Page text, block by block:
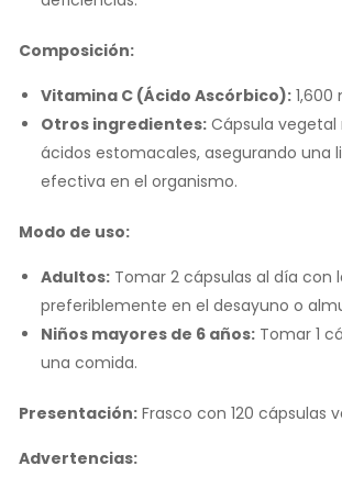
Composición:
Vitamina C (Ácido Ascórbico): 1,600
Otros ingredientes: Cápsula vegetal
ácidos estomacales, asegurando una
efectiva en el organismo.
Modo de uso:
Adultos: Tomar 2 cápsulas al día con
preferiblemente en el desayuno o
Niños mayores de 6 años: Tomar 1
una comida.
Presentación: Frasco con 120 cápsulas
Advertencias: